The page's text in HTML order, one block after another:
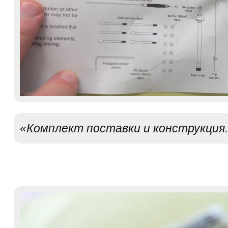
«Комплект поставки и